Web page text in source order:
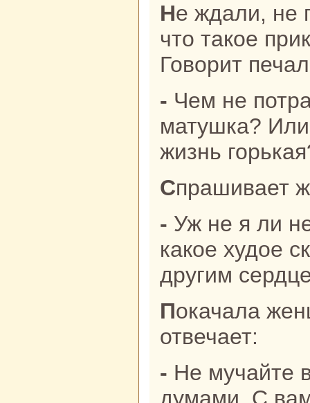
Не ждали, не гадали муж с женой,
что такoе
Говорит
- Чем не потpaфили мы тебе,
матушка?
жизнь
Спpaшивает
- Уж не я ли ненaрокoм слово тебе
какoе худое
другим
Покачала женщинa головой и
отвечает:
- Не мучайте вы себя нaпpaсными